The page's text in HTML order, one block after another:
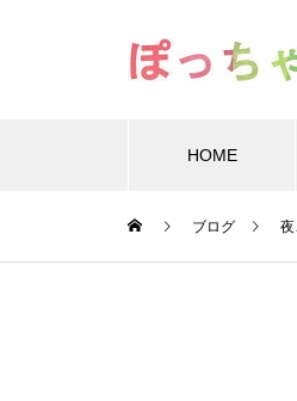
HOME
Warning ブログ 夜